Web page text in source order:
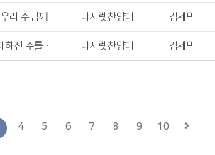
우리 주님께 나사렛찬양대 김세민
위대하신 주를 찬양 나사렛찬양대 김세민
4 5 6 7 8 9 10